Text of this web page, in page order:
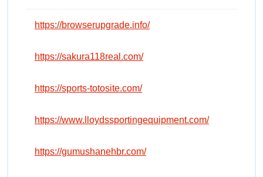
https://browserupgrade.info/
https://sakura118real.com/
https://sports-totosite.com/
https://www.lloydssportingequipment.com/
https://gumushanehbr.com/